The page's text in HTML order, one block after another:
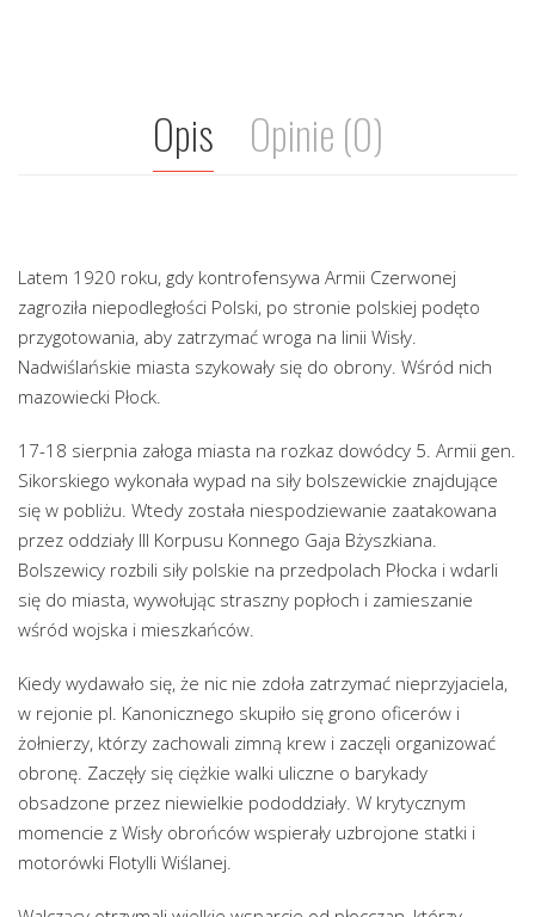
Opis Opinie (0)
Latem 1920 roku, gdy kontrofensywa Armii Czerwonej
zagroziła niepodległości Polski, po stronie polskiej podęto
przygotowania, aby zatrzymać wroga na linii Wisły.
Nadwiślańskie miasta szykowały się do obrony. Wśród nich
mazowiecki Płock.
17-18 sierpnia załoga miasta na rozkaz dowódcy 5. Armii gen.
Sikorskiego wykonała wypad na siły bolszewickie znajdujące
się w pobliżu. Wtedy została niespodziewanie zaatakowana
przez oddziały III Korpusu Konnego Gaja Bżyszkiana.
Bolszewicy rozbili siły polskie na przedpolach Płocka i wdarli
się do miasta, wywołując straszny popłoch i zamieszanie
wśród wojska i mieszkańców.
Kiedy wydawało się, że nic nie zdoła zatrzymać nieprzyjaciela,
w rejonie pl. Kanonicznego skupiło się grono oficerów i
żołnierzy, którzy zachowali zimną krew i zaczęli organizować
obronę. Zaczęły się ciężkie walki uliczne o barykady
obsadzone przez niewielkie pododdziały. W krytycznym
momencie z Wisły obrońców wspierały uzbrojone statki i
motorówki Flotylli Wiślanej.